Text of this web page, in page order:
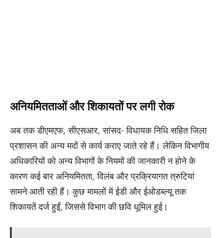
अनियमितताओं और शिकायतों पर लगी रोक
अब तक डीएमएफ, सीएसआर, सांसद- विधायक निधि सहित जिला
प्रशासन की अन्य मदों से कार्य कराए जाते रहे हैं। लेकिन विभागीय
अधिकारियों को अन्य विभागों के नियमों की जानकारी न होने के
कारण कई बार अनियमितता, विलंब और प्रक्रियागत त्रुटियां
सामने आती रही हैं। कुछ मामलों में ईडी और ईओडब्ल्यू तक
शिकायतें दर्ज हुईं, जिससे विभाग की छवि धूमिल हुई।